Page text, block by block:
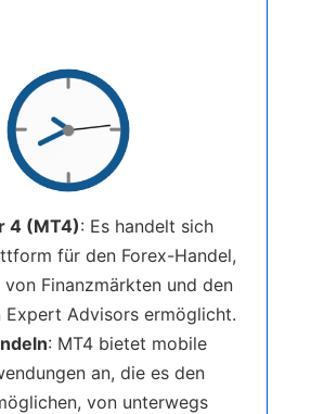
4 (MT4): Es handelt sich
für den Forex-Handel,
Finanzmärkten und den
Expert Advisors ermöglicht.
: MT4 bietet mobile
an, die es den
von unterwegs